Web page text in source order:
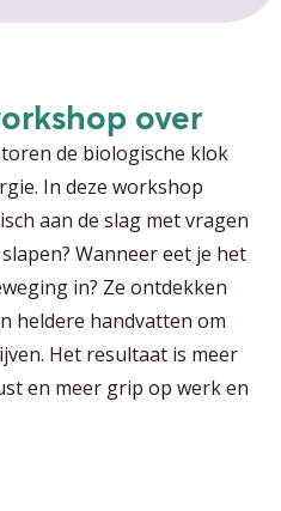
over
de biologische klok
In deze workshop
aan de slag met vragen
Wanneer eet je het
in? Ze ontdekken
heldere handvatten om
Het resultaat is meer
en meer grip op werk en